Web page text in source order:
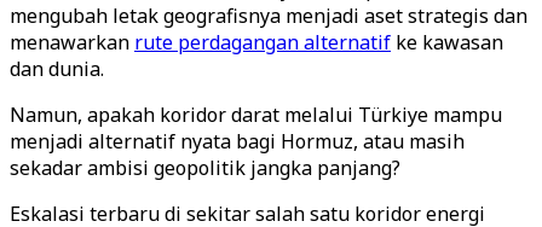
mengubah letak geografisnya menjadi aset strategis dan
menawarkan rute perdagangan alternatif ke kawasan
dan dunia.
Namun, apakah koridor darat melalui Türkiye mampu
menjadi alternatif nyata bagi Hormuz, atau masih
sekadar ambisi geopolitik jangka panjang?
Eskalasi terbaru di sekitar salah satu koridor energi